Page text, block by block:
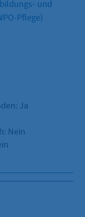
und
Pflege)
Ja
Nein